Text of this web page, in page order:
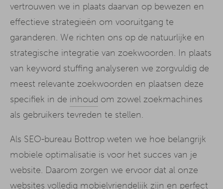
vertrouwen we in plaats daarvan op bewezen en
effectieve strategieën om vooruitgang te
garanderen. We richten ons op de natuurlijke en
strategische integratie van zoekwoorden. In plaats
van keyword stuffing analyseren we zorgvuldig de
meest relevante zoekwoorden en plaatsen deze
specifiek in de inhoud om zowel zoekmachines
als gebruikers tevreden te stellen.
Als SEO-bureau Bottrop weten we hoe belangrijk
mobiele optimalisatie is voor het succes van je
website. Daarom zorgen we ervoor dat al onze
websites volledig mobielvriendelijk zijn en perfect